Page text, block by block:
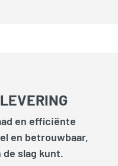
en efficiënte
en betrouwbaar,
slag kunt.